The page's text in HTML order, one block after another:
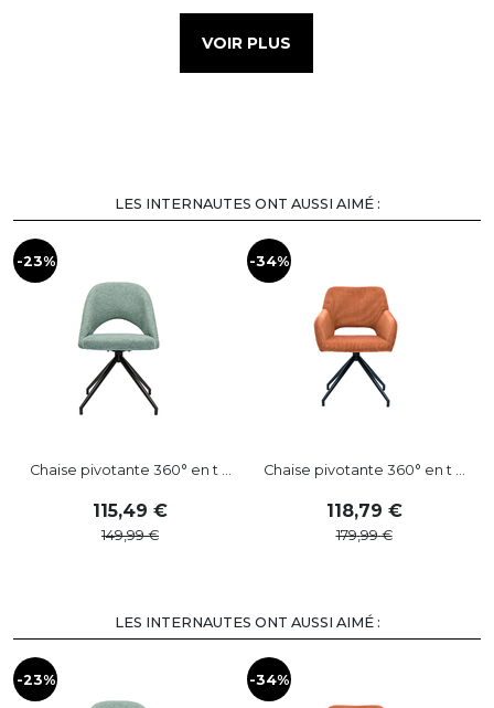
VOIR PLUS
LES INTERNAUTES ONT AUSSI AIMÉ :
-23%
Chaise pivotante 360° en t ...
115,49
149,99
-34%
Chaise pivotante 360° en t ...
118,79
179,99
LES INTERNAUTES ONT AUSSI AIMÉ :
-23% -34%